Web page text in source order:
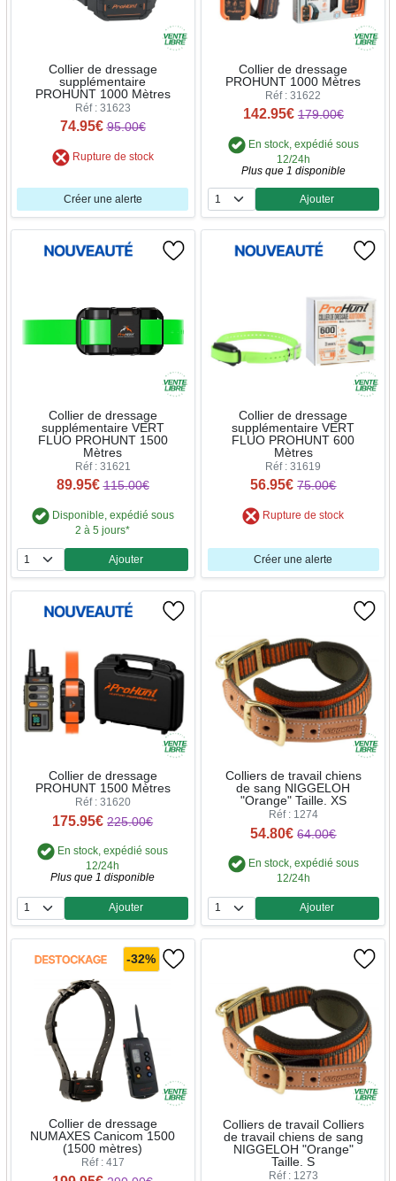
Collier de dressage
supplémentaire
PROHUNT 1000 Mètres
Réf : 31623
74.95€ 95.00€
Rupture de stock
Créer une alerte
Collier de dressage
PROHUNT 1000 Mètres
Réf : 31622
142.95€ 179.00€
En stock, expédié sous
12/24h
Plus que 1 disponible
Quantité
Ajouter
Collier de dressage
supplémentaire VERT
FLUO PROHUNT 1500
Mètres
Réf : 31621
89.95€ 115.00€
Disponible, expédié sous
2 à 5 jours*
Quantité
Ajouter
Collier de dressage
supplémentaire VERT
FLUO PROHUNT 600
Mètres
Réf : 31619
56.95€ 75.00€
Rupture de stock
Créer une alerte
Collier de dressage
PROHUNT 1500 Mètres
Réf : 31620
175.95€ 225.00€
En stock, expédié sous
12/24h
Plus que 1 disponible
Quantité
Ajouter
Colliers de travail chiens
de sang NIGGELOH
"Orange" Taille. XS
Réf : 1274
54.80€ 64.00€
En stock, expédié sous
12/24h
Quantité
Ajouter
-32%
Collier de dressage
NUMAXES Canicom 1500
(1500 mètres)
Réf : 417
Colliers de travail Colliers
de travail chiens de sang
NIGGELOH "Orange"
Taille. S
Réf : 1273